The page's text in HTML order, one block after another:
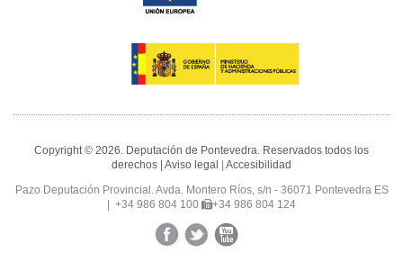
Copyright © 2026. Deputación de Pontevedra. Reservados todos los
derechos | Aviso legal | Accesibilidad
Pazo Deputación Provincial. Avda. Montero Ríos, s/n - 36071 Pontevedra ES
| +34 986 804 100
+34 986 804 124
FacebookTwitterYouTube